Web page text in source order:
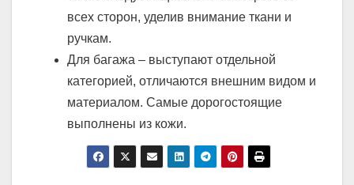
всех сторон, уделив внимание ткани и
ручкам.
Для багажа – выступают отдельной
категорией, отличаются внешним видом и
материалом. Самые дорогостоящие
выполнены из кожи.